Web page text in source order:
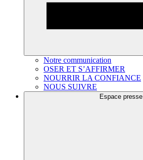
Notre communication
OSER ET S’AFFIRMER
NOURRIR LA CONFIANCE
NOUS SUIVRE
Espace presse